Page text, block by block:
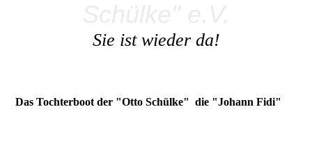
Sie ist wieder da!
Das Tochterboot der "Otto Schülke" die "Johann Fidi"